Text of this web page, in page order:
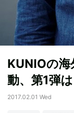
KUNIOの
動、第1弾
2017.02.01 Wed